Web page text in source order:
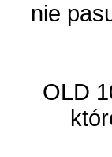
nie
OLD